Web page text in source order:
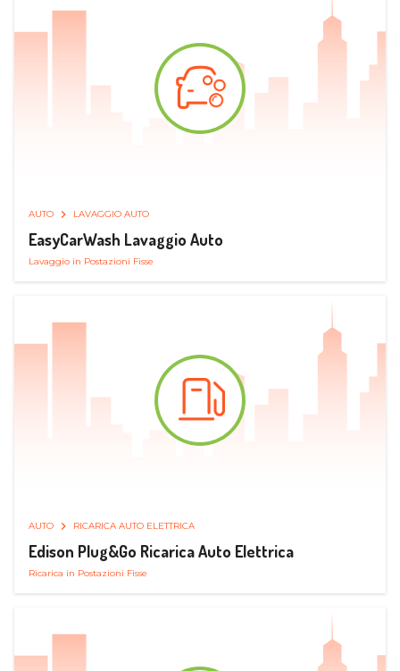
AUTO LAVAGGIO AUTO
EasyCarWash Lavaggio Auto
Lavaggio in Postazioni Fisse
AUTO RICARICA AUTO ELETTRICA
Edison Plug&Go Ricarica Auto Elettrica
Ricarica in Postazioni Fisse